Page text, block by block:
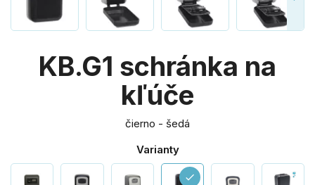
KB.G1 schránka na
kľúče
čierno - šedá
Varianty
check